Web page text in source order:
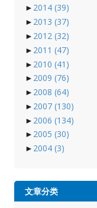
► 2014 (39)
► 2013 (37)
► 2012 (32)
► 2011 (47)
► 2010 (41)
► 2009 (76)
► 2008 (64)
► 2007 (130)
► 2006 (134)
► 2005 (30)
► 2004 (3)
文章分类